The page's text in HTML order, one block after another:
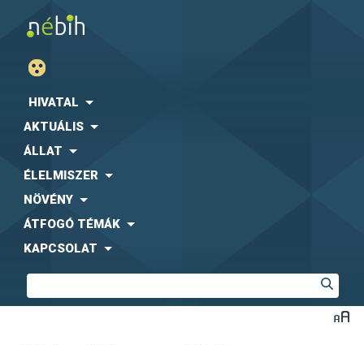
HIVATAL
AKTUÁLIS
ÁLLAT
ÉLELMISZER
NÖVÉNY
ÁTFOGÓ TÉMÁK
KAPCSOLAT